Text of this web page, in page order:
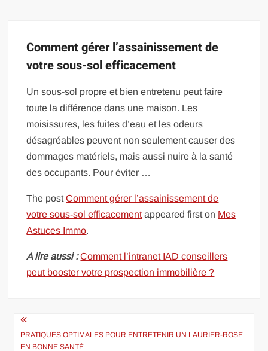
Comment gérer l’assainissement de
votre sous-sol efficacement
Un sous-sol propre et bien entretenu peut faire
toute la différence dans une maison. Les
moisissures, les fuites d’eau et les odeurs
désagréables peuvent non seulement causer des
dommages matériels, mais aussi nuire à la santé
des occupants. Pour éviter …
The postComment gérer l’assainissement de
votre sous-sol efficacementappeared first on Mes
Astuces Immo.
A lire aussi : Comment l’intranet IAD conseillers
peut booster votre prospection immobilière ?
Navigation
de
PRATIQUES OPTIMALES POUR ENTRETENIR UN LAURIER-ROSE
EN BONNE SANTÉ